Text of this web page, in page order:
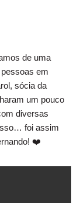
de uma
em
sócia da
um pouco
diversas
foi assim
❤️